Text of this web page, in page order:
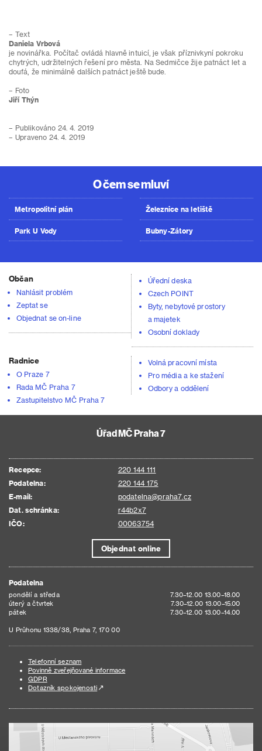
– Text
Daniela Vrbová
je novinářka. Počítač ovládá hlavně intuicí, je však příznivkyní pokroku
chytrých, udržitelných řešení pro města. Na Sedmičce žije patnáct let a
doufá, že minimálně dalších patnáct ještě bude.
– Foto
Jiří Thýn
– Publikováno 24. 4. 2019
– Upraveno 24. 4. 2019
O čem se mluví
Metropolitní plán
Park U Vody
Železnice na letiště
Bubny-Zátory
Občan
Nahlásit problém
Zeptat se
Objednat se on-line
Úřední deska
Czech POINT
Byty, nebytové prostory
a majetek
Osobní doklady
Radnice
O Praze 7
Rada MČ Praha 7
Zastupitelstvo MČ Praha 7
Volná pracovní místa
Pro média a ke stažení
Odbory a oddělení
Úřad MČ Praha 7
Recepce:
220 144 111
Podatelna:
220 144 175
E-mail:
podatelna@praha7.cz
Dat. schránka:
r44b2x7
IČO:
00063754
Objednat online
Podatelna
pondělí a středa
7.30–12.00 13.00–18.00
úterý a čtvrtek
7.30–12.00 13.00–15.00
pátek
7.30–12.00 13.00–14.00
U Průhonu 1338/38, Praha 7, 170 00
Telefonní seznam
Povinně zveřejňované informace
GDPR
Dotazník spokojenosti